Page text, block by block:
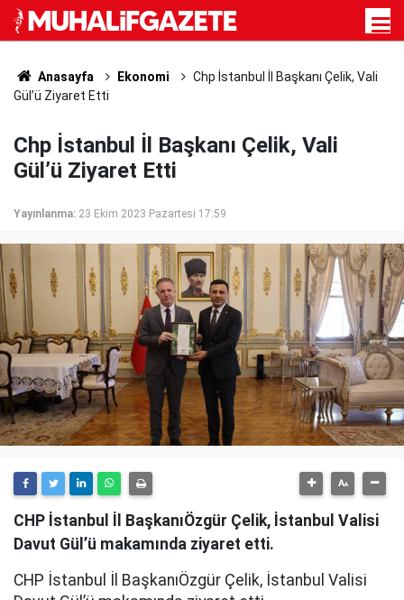
Anasayfa Ekonomi
Chp İstanbul İl Başkanı Çelik, Vali
Gül’ü Ziyaret Etti
Chp İstanbul İl Başkanı Çelik, Vali
Gül’ü Ziyaret Etti
Yayınlanma: 23 Ekim 2023 Pazartesi 17:59
CHP İstanbul İl BaşkanıÖzgür Çelik, İstanbul Valisi
Davut Gül’ü makamında ziyaret etti.
CHP İstanbul İl BaşkanıÖzgür Çelik, İstanbul Valisi